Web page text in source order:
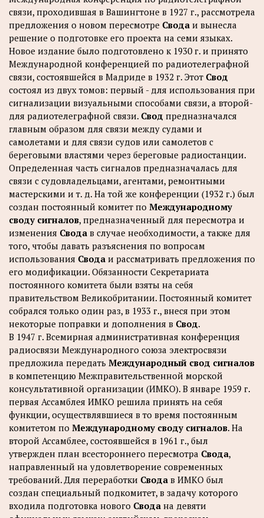
связи, проходившая в Вашингтоне в 1927 г., рассмотрела
предложения о новом пересмотре Свода и вынесла
решение о подготовке его проекта на семи языках.
Новое издание было подготовлено к 1930 г. и принято
Международной конференцией по радиотелеграфной
связи, состоявшейся в Мадриде в 1932 г. Этот Свод
состоял из двух томов: первый - для использования при
сигнализации визуальными способами связи, а второй-
для радиотелеграфной связи. Свод предназначался
главным образом для связи между судами и
самолетами и для связи судов или самолетов с
береговыми властями через береговые радиостанции.
Определенная часть сигналов предназначалась для
связи с судовладельцами, агентами, ремонтными
мастерскими и т. д. На той же конференции (1932 г.) был
создан постоянный комитет по Международному
своду сигналов, предназначенный для пересмотра и
изменения Свода в случае необходимости, а также для
того, чтобы давать разъяснения по вопросам
использования Свода и рассматривать предложения по
его модификации. Обязанности Секретариата
постоянного комитета были взяты на себя
правительством Великобритании. Постоянный комитет
собрался только один раз, в 1933 г., внеся при этом
некоторые поправки и дополнения в Свод.
В 1947 г. Всемирная административная конференция
радиосвязи Международного союза электросвязи
предложила передать Международный свод сигналов
в компетенцию Межправительственной морской
консультативной организации (ИМКО). В январе 1959 г.
первая Ассамблея ИМКО решила принять на себя
функции, осуществлявшиеся в то время постоянным
комитетом по Международному своду сигналов. На
второй Ассамблее, состоявшейся в 1961 г., был
утвержден план всестороннего пересмотра Свода,
направленный на удовлетворение современных
требований. Для переработки Свода в ИМКО был
создан специальный подкомитет, в задачу которого
входила подготовка нового Свода на девяти